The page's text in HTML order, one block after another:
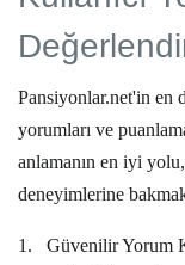
Pansiyonlar.net'in en
yorumları ve
anlamanın en iyi
deneyimlerine
1. Güvenilir Yorum